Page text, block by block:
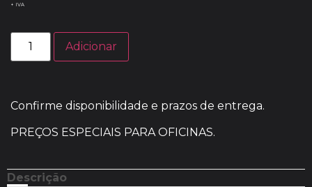
+ IVA
Adicionar
Confirme disponibilidade e prazos de entrega.
PREÇOS ESPECIAIS PARA OFICINAS.
Descrição